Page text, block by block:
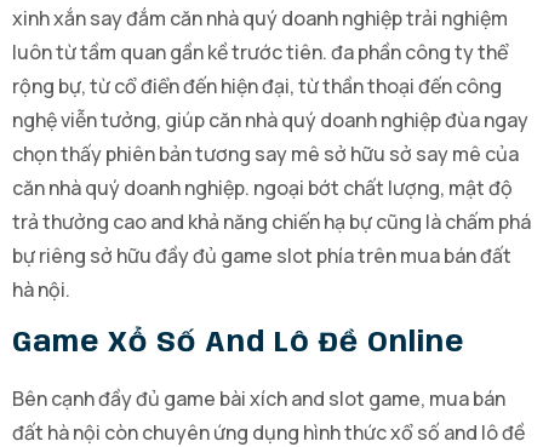
xinh xắn say đắm căn nhà quý doanh nghiệp trải nghiệm
luôn từ tầm quan gần kề trước tiên. đa phần công ty thể
rộng bự, từ cổ điển đến hiện đại, từ thần thoại đến công
nghệ viễn tưởng, giúp căn nhà quý doanh nghiệp đùa ngay
chọn thấy phiên bản tương say mê sở hữu sở say mê của
căn nhà quý doanh nghiệp. ngoại bớt chất lượng, mật độ
trả thưởng cao and khả năng chiến hạ bự cũng là chấm phá
bự riêng sở hữu đầy đủ game slot phía trên mua bán đất
hà nội.
Game Xổ Số And Lô Đề Online
Bên cạnh đầy đủ game bài xích and slot game, mua bán
đất hà nội còn chuyên ứng dụng hình thức xổ số and lô đề